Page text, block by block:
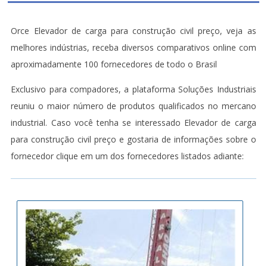
Orce Elevador de carga para construção civil preço, veja as
melhores indústrias, receba diversos comparativos online com
aproximadamente 100 fornecedores de todo o Brasil
Exclusivo para compadores, a plataforma Soluções Industriais
reuniu o maior número de produtos qualificados no mercano
industrial. Caso você tenha se interessado Elevador de carga
para construção civil preço e gostaria de informações sobre o
fornecedor clique em um dos fornecedores listados adiante: